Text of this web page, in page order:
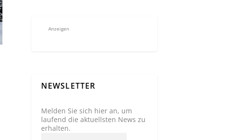
Anzeigen
NEWSLETTER
Melden Sie sich hier an, um
laufend die aktuellsten News zu
erhalten.